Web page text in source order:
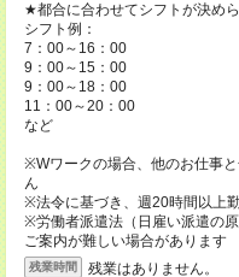
★都合に合わせてシフトが決め
シフト例：
7：00～16：00
9：00～15：00
9：00～18：00
11：00～20：00
など
※Wワークの場合、他のお仕事
ん
※法令に基づき、週20時間以上
※労働者派遣法（日雇い派遣の
ご案内が難しい場合があります
残業時間 残業はありません。